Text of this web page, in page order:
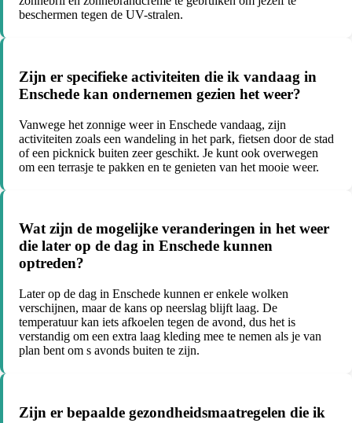
beschermen tegen de UV-stralen.
Zijn er specifieke activiteiten die ik vandaag in
Enschede kan ondernemen gezien het weer?
Vanwege het zonnige weer in Enschede vandaag, zijn
activiteiten zoals een wandeling in het park, fietsen door de stad
of een picknick buiten zeer geschikt. Je kunt ook overwegen
om een terrasje te pakken en te genieten van het mooie weer.
Wat zijn de mogelijke veranderingen in het weer
die later op de dag in Enschede kunnen
optreden?
Later op de dag in Enschede kunnen er enkele wolken
verschijnen, maar de kans op neerslag blijft laag. De
temperatuur kan iets afkoelen tegen de avond, dus het is
verstandig om een extra laag kleding mee te nemen als je van
plan bent om s avonds buiten te zijn.
Zijn er bepaalde gezondheidsmaatregelen die ik